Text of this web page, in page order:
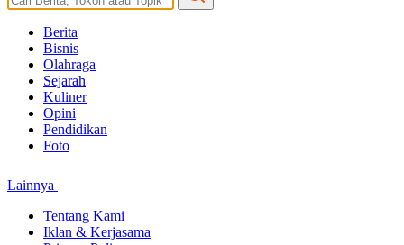
Berita
Bisnis
Olahraga
Sejarah
Kuliner
Opini
Pendidikan
Foto
Lainnya
Tentang Kami
Iklan & Kerjasama